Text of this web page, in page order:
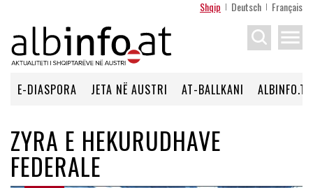
Shqip Deutsch Français
menu
E-DIASPORA JETA NË AUSTRI AT-BALLKANI ALBINFO.TV
ZYRA E HEKURUDHAVE
FEDERALE